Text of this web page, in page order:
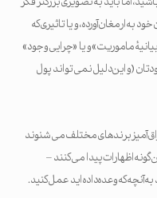
به ارمغان آورده، و یا تاثیری که
ماموریت» و یا «چرایی وجود»
(و این دلیل نمی تواند پول
آمیز برندهای مختلف می شنوند
اظهارات پیدا می کنند –
آنچه که وعده داده اید عمل کنید.